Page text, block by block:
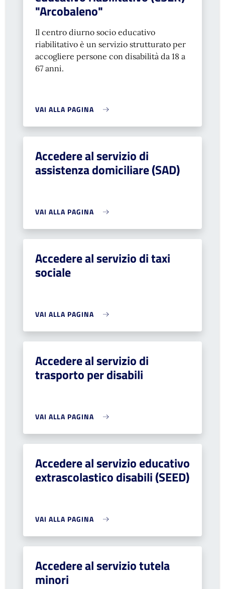
"Arcobaleno"
Il centro diurno socio educativo
riabilitativo è un servizio strutturato per
accogliere persone con disabilità da 18 a
67 anni.
VAI ALLA PAGINA
Accedere al servizio di
assistenza domiciliare (SAD)
VAI ALLA PAGINA
Accedere al servizio di taxi
sociale
VAI ALLA PAGINA
Accedere al servizio di
trasporto per disabili
VAI ALLA PAGINA
Accedere al servizio educativo
extrascolastico disabili (SEED)
VAI ALLA PAGINA
Accedere al servizio tutela
minori